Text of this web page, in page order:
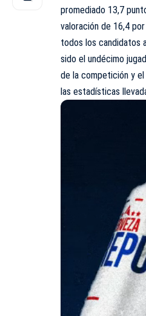
promediado 13,7
valoración de 16,4
todos los candidatos
sido el undécimo
de la competición y
las estadísticas